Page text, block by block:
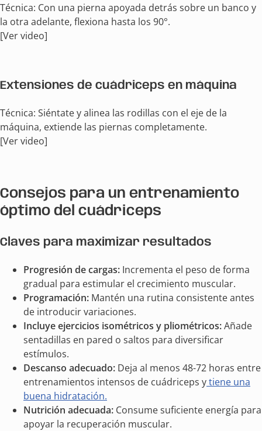
Técnica: Con una pierna apoyada detrás sobre un banco y
la otra adelante, flexiona hasta los 90°.
[Ver video]
Extensiones de cuádriceps en máquina
Técnica: Siéntate y alinea las rodillas con el eje de la
máquina, extiende las piernas completamente.
[Ver video]
Consejos para un entrenamiento
óptimo del cuádriceps
Claves para maximizar resultados
Progresión de cargas: Incrementa el peso de forma
gradual para estimular el crecimiento muscular.
Programación: Mantén una rutina consistente antes
de introducir variaciones.
Incluye ejercicios isométricos y pliométricos:Añade
sentadillas en pared o saltos para diversificar
estímulos.
Descanso adecuado: Deja al menos 48-72 horas entre
entrenamientos intensos de cuádriceps ytiene una
buena hidratación.
Nutrición adecuada: Consume suficiente energía para
apoyar la recuperación muscular.